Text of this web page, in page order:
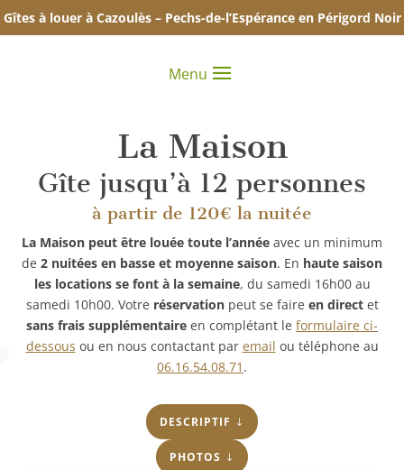
Gîtes à louer à Cazoulès – Pechs-de-l’Espérance en Périgord Noir
Menu
La Maison
Gîte jusqu’à 12 personnes
à partir de 120€ la nuitée
La Maison peut être louée toute l’année avec un minimum
de 2 nuitées en basse et moyenne saison. En haute saison
les locations se font à la semaine, du samedi 16h00 au
samedi 10h00. Votre réservationpeut se faire en directet
sans frais supplémentaire en complétant le formulaire ci-
dessous ou en nous contactant par email ou téléphone au
06.16.54.08.71‬ .
DESCRIPTIF
PHOTOS